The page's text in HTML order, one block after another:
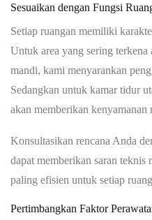
Sesuaikan dengan Fungsi
Setiap ruangan memiliki
Untuk area yang sering terkena
mandi, kami menyarankan
Sedangkan untuk kamar tidur
akan memberikan kenyamanan
Konsultasikan rencana Anda
dapat memberikan saran teknis
paling efisien untuk setiap
Pertimbangkan Faktor